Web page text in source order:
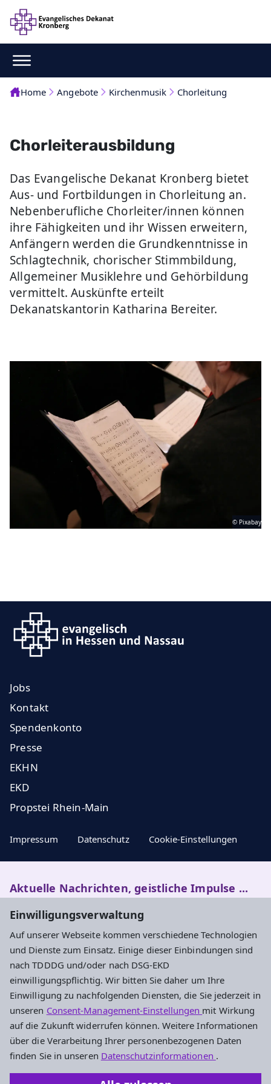
Einwilligungsverwaltung
Auf unserer Webseite kommen verschiedene Technologien
und Dienste zum Einsatz. Einige dieser Einbindungen sind
nach TDDDG und/oder nach DSG-EKD
einwilligungspflichtig. Wir bitten Sie daher um Ihre
Einwilligung zu nachfolgenden Diensten, die Sie jederzeit in
unseren Consent-Management-Einstellungen mit Wirkung
auf die Zukunft widerrufen können. Weitere Informationen
über die Verarbeitung Ihrer personenbezogenen Daten
finden Sie in unseren Datenschutzinformationen .
Home Angebote Kirchenmusik Chorleitung
Chorleiterausbildung
Das Evangelische Dekanat Kronberg bietet
Aus- und Fortbildungen in Chorleitung an.
Nebenberufliche Chorleiter/innen können
ihre Fähigkeiten und ihr Wissen erweitern,
Anfängern werden die Grundkenntnisse in
Schlagtechnik, chorischer Stimmbildung,
Allgemeiner Musiklehre und Gehörbildung
vermittelt. Auskünfte erteilt
Dekanatskantorin Katharina Bereiter.
© Pixabay
Jobs
Kontakt
Spendenkonto
Presse
EKHN
EKD
Propstei Rhein-Main
Impressum Datenschutz Cookie-Einstellungen
Aktuelle Nachrichten, geistliche Impulse ...
Newsletter entdecken
Evangelisches Dekanat Kronberg
Haus der Kirche
Händelstraße 52
65812 Bad Soden am Taunus
Tel.: 06196 5601-0